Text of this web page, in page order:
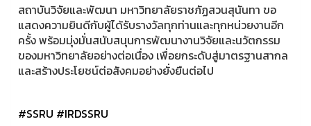
สถาบันวิจัยและพัฒนา มหาวิทยาลัยราชภัฏสวนสุนันทา ขอ
แสดงความยินดีกับผู้ได้รับรางวัลทุกท่านและทุกหน่วยงานอีก
ครั้ง พร้อมมุ่งมั่นสนับสนุนการพัฒนางานวิจัยและนวัตกรรม
ของมหาวิทยาลัยอย่างต่อเนื่อง เพื่อยกระดับสู่มาตรฐานสากล
และสร้างประโยชน์ต่อสังคมอย่างยั่งยืนต่อไป
#SSRU #IRDSSRU